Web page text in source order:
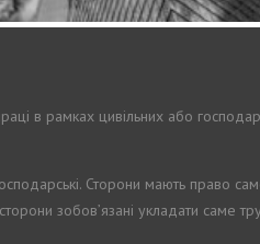
в рамках цивільних або
Сторони мають право
зобов’язані укладати саме